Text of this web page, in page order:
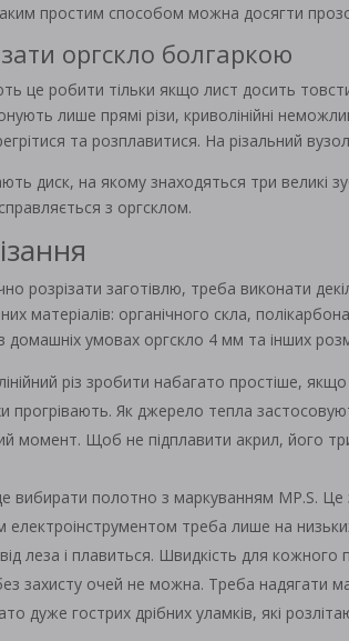
простим способом можна досягти
оргскло болгаркою
це робити тільки якщо лист досить
лише прямі різи, криволінійні
та розплавитися. На різальний
диск, на якому знаходяться три великі
з оргсклом.
розрізати заготівлю, треба виконати
матеріалів: органічного скла,
домашніх умовах оргскло 4 мм та інших
різ зробити набагато простіше,
прогрівають. Як джерело тепла
момент. Щоб не підплавити акрил, його
вибирати полотно з маркуванням MP.S. Це
електроінструментом треба лише на
леза і плавиться. Швидкість для кожного
захисту очей не можна. Треба надягати
дуже гострих дрібних уламків, які